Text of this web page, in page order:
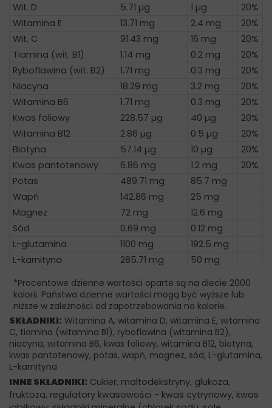
Wit. D
5.71 µg 1 µg
20%
Witamina E
13.71 mg 2.4 mg
20%
Wit. C
91.43 mg 16 mg
20%
Tiamina (wit. B1)
1.14 mg 0.2 mg
20%
Ryboflawina (wit. B2)
1.71 mg 0.3 mg
20%
Niacyna
18.29 mg 3.2 mg
20%
Witamina B6
1.71 mg 0.3 mg
20%
Kwas foliowy
228.57 µg 40 µg
20%
Witamina B12
2.86 µg 0.5 µg
20%
Biotyna
57.14 µg 10 µg
20%
Kwas pantotenowy
6.86 mg 1.2 mg
20%
Potas
489.71 mg
85.7 mg
Wapń
142.86 mg
25 mg
Magnez
72 mg
12.6 mg
Sód
0.69 mg
0.12 mg
L-glutamina
1100 mg
192.5 mg
L-karnityna
285.71 mg
50 mg
*Procentowe dzienne wartości oparte są na diecie 2000
kalorii. Państwa dzienne wartości mogą być wyższe lub
niższe w zależności od zapotrzebowania na kalorie.
SKŁADNIKI: Witamina A, witamina D, witamina E, witamina
C, tiamina (witamina B1), ryboflawina (witamina B2),
niacyna, witamina B6, kwas foliowy, witamina B12, biotyna,
kwas pantotenowy, potas, wapń, magnez, sód, L-glutamina,
L-karnityna
INNE SKŁADNIKI: Cukier, maltodekstryny, glukoza,
fruktoza, regulatory kwasowości - kwas cytrynowy, kwas